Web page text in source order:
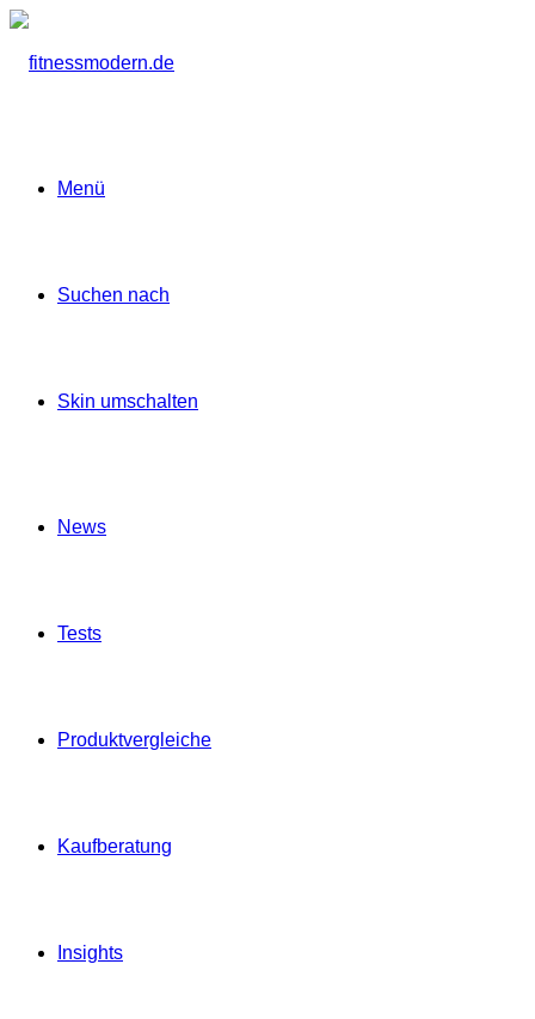
Menü
Suchen nach
Skin umschalten
News
Tests
Produktvergleiche
Kaufberatung
Insights